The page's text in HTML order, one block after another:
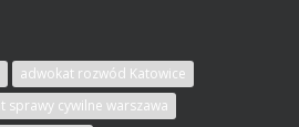
adwokat rozwód Katowice
sprawy cywilne warszawa